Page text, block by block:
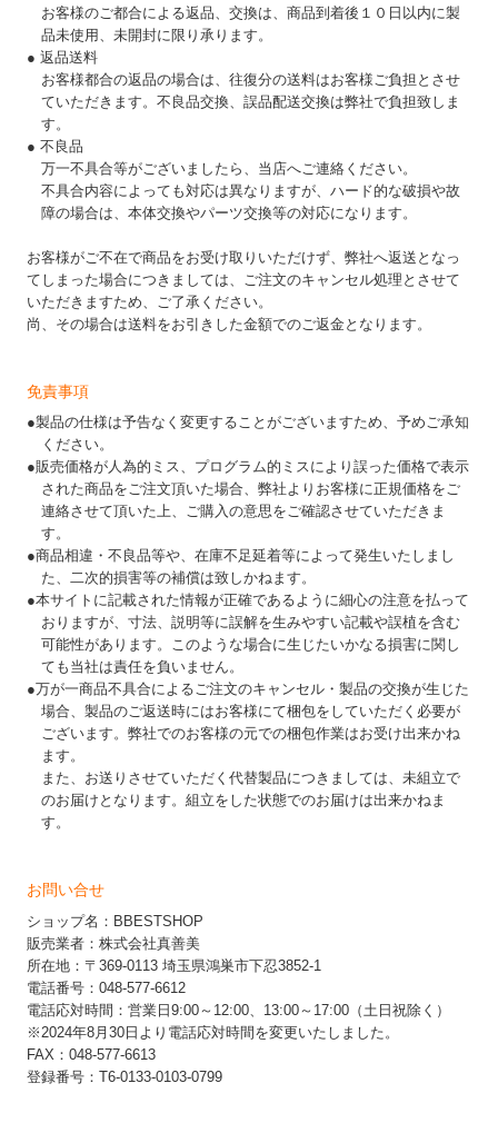
お客様のご都合による返品、交換は、商品到着後１０日以内に製
品未使用、未開封に限り承ります。
● 返品送料
お客様都合の返品の場合は、往復分の送料はお客様ご負担とさせ
ていただきます。不良品交換、誤品配送交換は弊社で負担致しま
す。
● 不良品
万一不具合等がございましたら、当店へご連絡ください。
不具合内容によっても対応は異なりますが、ハード的な破損や故
障の場合は、本体交換やパーツ交換等の対応になります。
お客様がご不在で商品をお受け取りいただけず、弊社へ返送となっ
てしまった場合につきましては、ご注文のキャンセル処理とさせて
いただきますため、ご了承ください。
尚、その場合は送料をお引きした金額でのご返金となります。
免責事項
●製品の仕様は予告なく変更することがございますため、予めご承知
ください。
●販売価格が人為的ミス、プログラム的ミスにより誤った価格で表示
された商品をご注文頂いた場合、弊社よりお客様に正規価格をご
連絡させて頂いた上、ご購入の意思をご確認させていただきま
す。
●商品相違・不良品等や、在庫不足延着等によって発生いたしまし
た、二次的損害等の補償は致しかねます。
●本サイトに記載された情報が正確であるように細心の注意を払って
おりますが、寸法、説明等に誤解を生みやすい記載や誤植を含む
可能性があります。このような場合に生じたいかなる損害に関し
ても当社は責任を負いません。
●万が一商品不具合によるご注文のキャンセル・製品の交換が生じた
場合、製品のご返送時にはお客様にて梱包をしていただく必要が
ございます。弊社でのお客様の元での梱包作業はお受け出来かね
ます。
また、お送りさせていただく代替製品につきましては、未組立で
のお届けとなります。組立をした状態でのお届けは出来かねま
す。
お問い合せ
ショップ名：BBESTSHOP
販売業者：株式会社真善美
所在地：〒369-0113 埼玉県鴻巣市下忍3852-1
電話番号：048-577-6612
電話応対時間：営業日9:00～12:00、13:00～17:00（土日祝除く）
※2024年8月30日より電話応対時間を変更いたしました。
FAX：048-577-6613
登録番号：T6-0133-0103-0799